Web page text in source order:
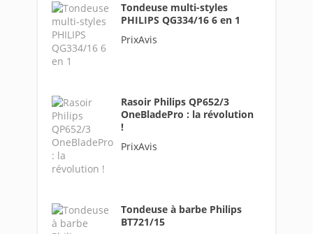
Tondeuse multi-styles
PHILIPS QG334/16 6 en 1
PrixAvis
Rasoir Philips QP652/3
OneBladePro : la révolution
!
PrixAvis
Tondeuse à barbe Philips
BT721/15